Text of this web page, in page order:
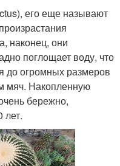
его еще называют
наконец, они
поглощает воду, что
до огромных размеров
мяч. Накопленную
бережно,
лет.